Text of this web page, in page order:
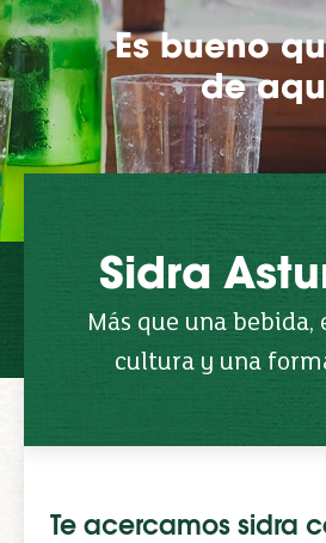
Es bueno
de
Sidra
Más que una bebida,
cultura y una
Te acercamos sidra
Porque es bueno que sea de